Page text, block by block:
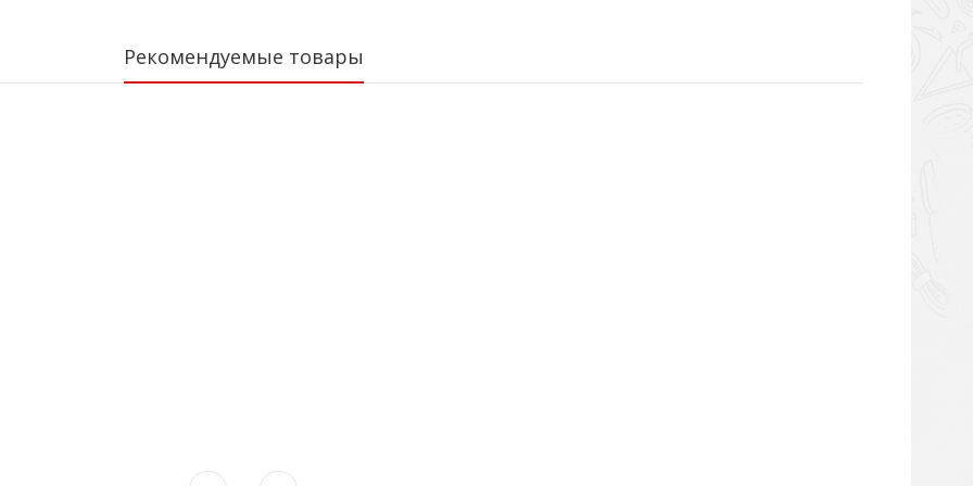
Рекомендуемые товары